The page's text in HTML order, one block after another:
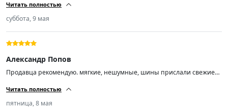
Читать полностью
суббота, 9 мая
Александр Попов
Продавца рекомендую. мягкие, нешумные, шины прислали свежие
Читать полностью
пятница, 8 мая